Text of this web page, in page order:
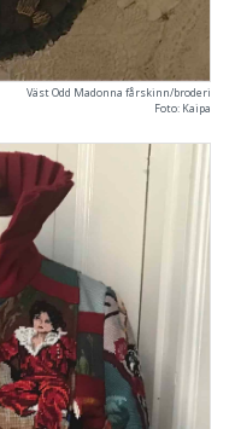
Väst Odd Madonna fårskinn/broderi
Foto: Kaipa